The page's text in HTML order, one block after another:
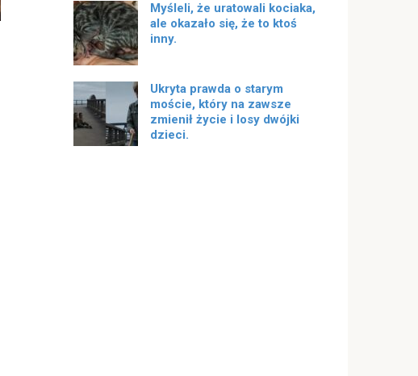
Myśleli, że uratowali kociaka,
ale okazało się, że to ktoś
inny.
Ukryta prawda o starym
moście, który na zawsze
zmienił życie i losy dwójki
dzieci.